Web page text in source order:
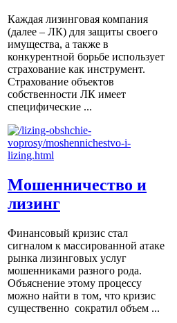
Каждая лизинговая компания
(далее – ЛК) для защиты своего
имущества, а также в
конкурентной борьбе использует
страхование как инструмент.
Страхование объектов
собственности ЛК имеет
специфические ...
Мошенничество и
лизинг
Финансовый кризис стал
сигналом к массированной атаке
рынка лизинговых услуг
мошенниками разного рода.
Объяснение этому процессу
можно найти в том, что кризис
существенно сократил объем ...